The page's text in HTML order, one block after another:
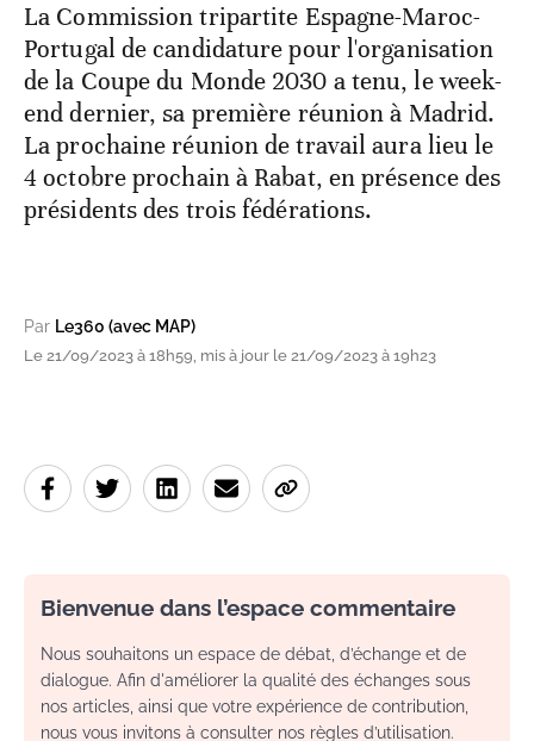
La Commission tripartite Espagne-Maroc-
Portugal de candidature pour l'organisation
de la Coupe du Monde 2030 a tenu, le week-
end dernier, sa première réunion à Madrid.
La prochaine réunion de travail aura lieu le
4 octobre prochain à Rabat, en présence des
présidents des trois fédérations.
Par Le360 (avec MAP)
Le 21/09/2023 à 18h59, mis à jour le 21/09/2023 à 19h23
Bienvenue dans l’espace commentaire
Nous souhaitons un espace de débat, d’échange et de
dialogue. Afin d'améliorer la qualité des échanges sous
nos articles, ainsi que votre expérience de contribution,
nous vous invitons à consulter nos règles d’utilisation.